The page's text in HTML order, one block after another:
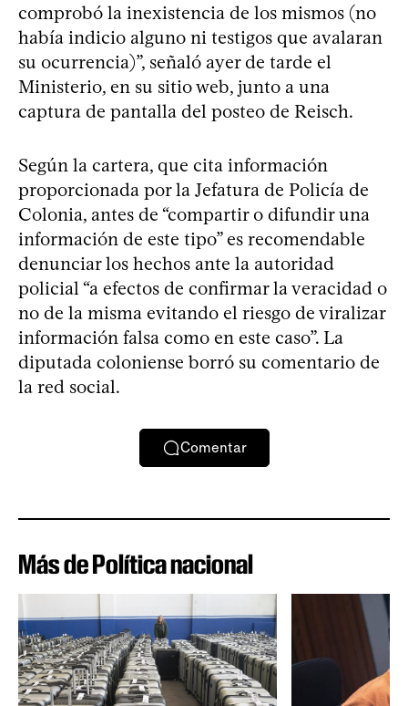
comprobó la inexistencia de los mismos (no
había indicio alguno ni testigos que avalaran
su ocurrencia)”, señaló ayer de tarde el
Ministerio, en su sitio web, junto a una
captura de pantalla del posteo de Reisch.
Según la cartera, que cita información
proporcionada por la Jefatura de Policía de
Colonia, antes de “compartir o difundir una
información de este tipo” es recomendable
denunciar los hechos ante la autoridad
policial “a efectos de confirmar la veracidad o
no de la misma evitando el riesgo de viralizar
información falsa como en este caso”. La
diputada coloniense borró su comentario de
la red social.
Comentar
Más de Política nacional